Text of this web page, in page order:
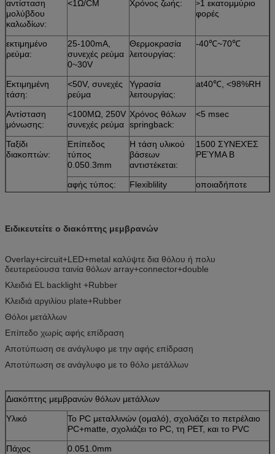
αντίσταση
μολύβδου
καλωδίων:
<1Ω/CM Χρόνος ζωής: >1 εκατομμύριο
φορές
εκτιμημένο
ρεύμα:
25-100mA,
συνεχές ρεύμα
0~30V
Θερμοκρασία
λειτουργίας:
-40℃~70℃
Εκτιμημένη
τάση:
<50V, συνεχές
ρεύμα
Υγρασία
λειτουργίας:
at40℃, <98%RH
Αντίσταση
μόνωσης:
<100MΩ, 250V
συνεχές ρεύμα
Χρόνος θόλων
springback:
<5 msec
Ταξίδι
διακοπτών:
Επίπεδος
τύπος
0.050.3mm
Η τάση υλικού
βάσεων
αντιστέκεται:
1500 ΣΥΝΕΧΈΣ
ΡΕΎΜΑ Β
αφής τύπος:
0.31.5mm
Flexiblility
ουρών:
οποιαδήποτε
γωνία μέσα σε 180
Ειδικευτείτε ο διακόπτης μεμβρανών
Overlay+circuit+LED+metal καλύψτε δια θόλου ή πολυ
δευτερεύουσα ταινία θόλων array+connector+double
Κλειδιά EL backlight +Rubber
Κλειδιά αργιλίου plate+Rubber
Θόλοι μετάλλων
Επίπεδο χωρίς αφής επίδραση
Αποτύπωση σε ανάγλυφο με την αφής επίδραση
Αποτύπωση σε ανάγλυφο με το θόλο μετάλλων
Διακόπτης μεμβρανών θόλων μετάλλων
Υλικό
Το PC μεταλλινών (ομαλό), σχολιάζει το πετρέλαιο
PC+matte, σχολιάζει το PC, τη PET, και το PVC
Πάχος
0.051.0mm